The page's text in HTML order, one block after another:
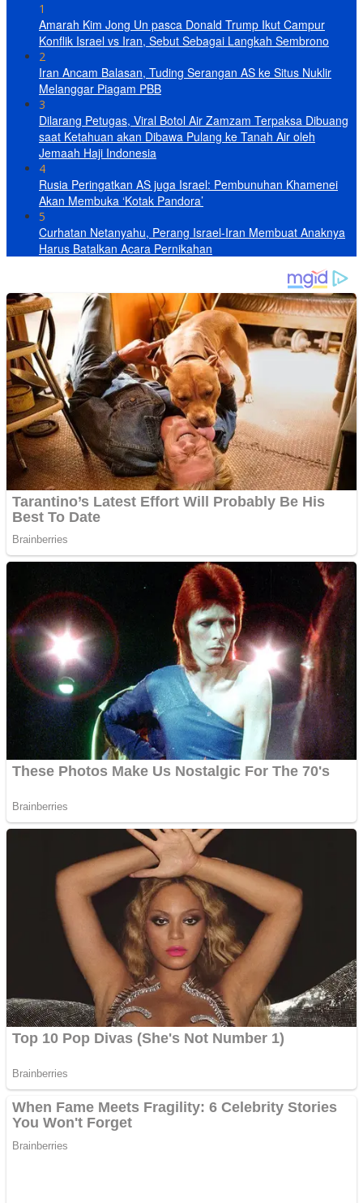
1
Amarah Kim Jong Un pasca Donald Trump Ikut Campur
Konflik Israel vs Iran, Sebut Sebagai Langkah Sembrono
2
Iran Ancam Balasan, Tuding Serangan AS ke Situs Nuklir
Melanggar Piagam PBB
3
Dilarang Petugas, Viral Botol Air Zamzam Terpaksa Dibuang
saat Ketahuan akan Dibawa Pulang ke Tanah Air oleh
Jemaah Haji Indonesia
4
Rusia Peringatkan AS juga Israel: Pembunuhan Khamenei
Akan Membuka ‘Kotak Pandora’
5
Curhatan Netanyahu, Perang Israel-Iran Membuat Anaknya
Harus Batalkan Acara Pernikahan